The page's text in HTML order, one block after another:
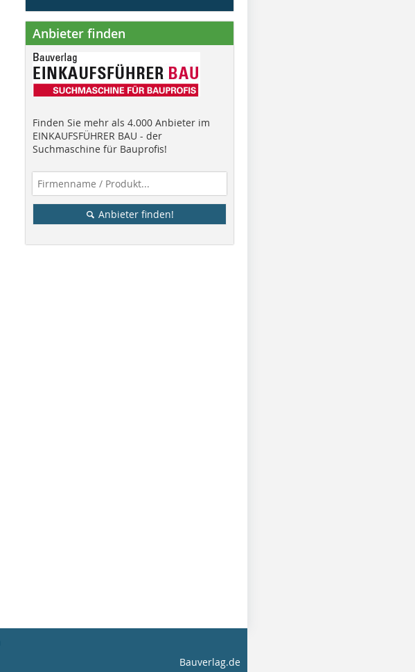
Anbieter finden
Finden Sie mehr als 4.000 Anbieter im
EINKAUFSFÜHRER BAU - der
Suchmaschine für Bauprofis!
Anbieter finden!
Bauverlag.de